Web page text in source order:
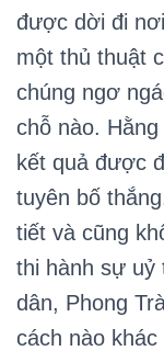
được dời đi
một thủ thuật
chúng ngơ
chỗ nào.
kết quả được
tuyên bố
tiết và cũng
thi hành sự uỷ
dân, Phong
cách nào